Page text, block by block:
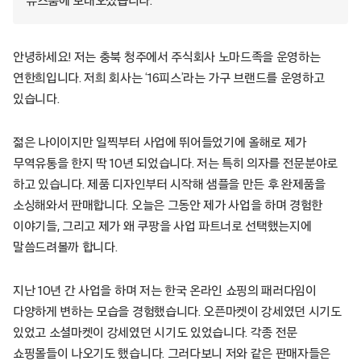
안녕하세요! 저는 충북 청주에서 주식회사 노마드족을 운영하는
연한희입니다. 저희 회사는 ‘16피스’라는 가구 브랜드를 운영하고
있습니다.
젊은 나이이지만 일찍부터 사업에 뛰어들었기에 올해로 제가
무역유통을 한지 딱 10년 되었습니다. 저는 특히 의자를 전문분야로
하고 있습니다. 제품 디자인부터 시작해 샘플을 만든 후 완제품을
소싱해와서 판매합니다. 오늘은 그동안 제가 사업을 하며 경험한
이야기들, 그리고 제가 왜 쿠팡을 사업 파트너로 선택했는지에
말씀드려볼까 합니다.
지난 10년 간 사업을 하며 저는 한국 온라인 쇼핑의 패러다임이
다양하게 변하는 모습을 경험했습니다. 오픈마켓이 강세였던 시기도
있었고 소셜마켓이 강세였던 시기도 있었습니다. 각종 전문
쇼핑몰들이 나오기도 했습니다. 그러다보니 저와 같은 판매자들은